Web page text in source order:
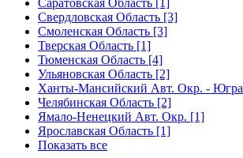
Саратовская Область [1]
Свердловская Область [3]
Смоленская Область [3]
Тверская Область [1]
Тюменская Область [4]
Ульяновская Область [2]
Ханты-Мансийский Авт. Окр. -
Челябинская Область [2]
Ямало-Ненецкий Авт. Окр. [1]
Ярославская Область [1]
Показать все